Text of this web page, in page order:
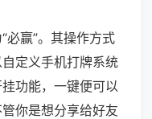
必赢”。其操作方式
定义手机打牌系统
功能，一键便可以
你是想分享给好友